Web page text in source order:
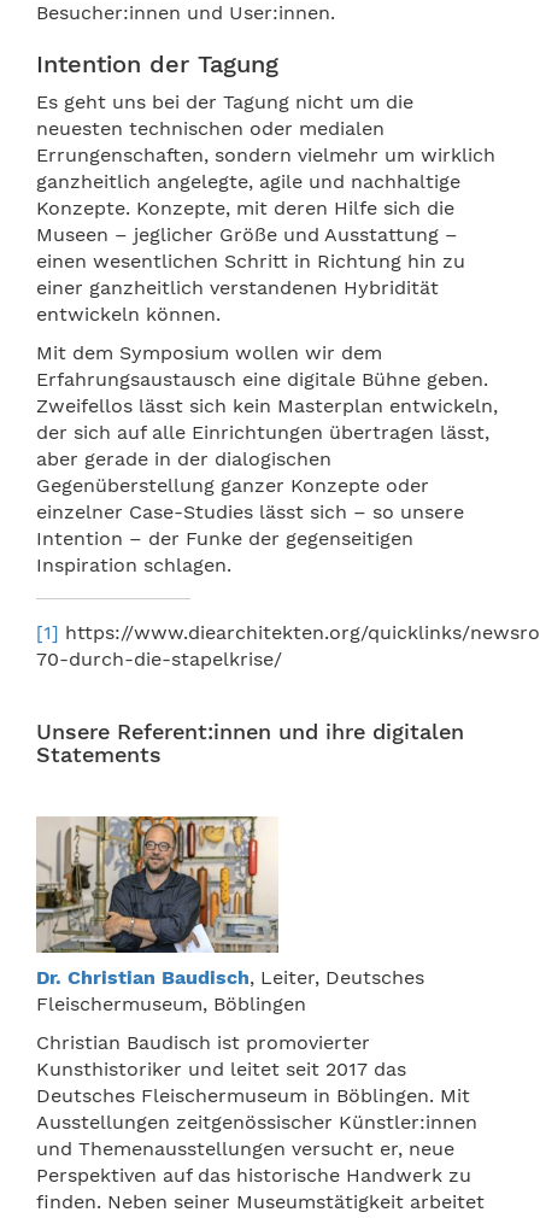
Besucher:innen und User:innen.
Intention der Tagung
Es geht uns bei der Tagung nicht um die
neuesten technischen oder medialen
Errungenschaften, sondern vielmehr um wirklich
ganzheitlich angelegte, agile und nachhaltige
Konzepte. Konzepte, mit deren Hilfe sich die
Museen – jeglicher Größe und Ausstattung –
einen wesentlichen Schritt in Richtung hin zu
einer ganzheitlich verstandenen Hybridität
entwickeln können.
Mit dem Symposium wollen wir dem
Erfahrungsaustausch eine digitale Bühne geben.
Zweifellos lässt sich kein Masterplan entwickeln,
der sich auf alle Einrichtungen übertragen lässt,
aber gerade in der dialogischen
Gegenüberstellung ganzer Konzepte oder
einzelner Case-Studies lässt sich – so unsere
Intention – der Funke der gegenseitigen
Inspiration schlagen.
[1] https://www.diearchitekten.org/quicklinks/
70-durch-die-stapelkrise/
Unsere Referent:innen und ihre digitalen
Statements
Dr. Christian Baudisch, Leiter, Deutsches
Fleischermuseum, Böblingen
Christian Baudisch ist promovierter
Kunsthistoriker und leitet seit 2017 das
Deutsches Fleischermuseum in Böblingen. Mit
Ausstellungen zeitgenössischer Künstler:innen
und Themenausstellungen versucht er, neue
Perspektiven auf das historische Handwerk zu
finden. Neben seiner Museumstätigkeit arbeitet